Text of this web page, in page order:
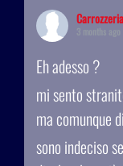
Eh adesso ?
mi sento
ma comunque
sono indeciso